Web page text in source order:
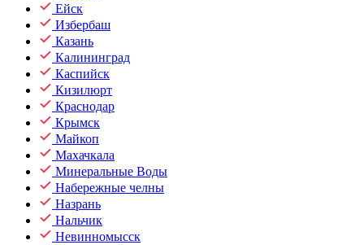
Ейск
Избербаш
Казань
Калининград
Каспийск
Кизилюрт
Краснодар
Крымск
Майкоп
Махачкала
Минеральные Воды
Набережные челны
Назрань
Нальчик
Невинномысск